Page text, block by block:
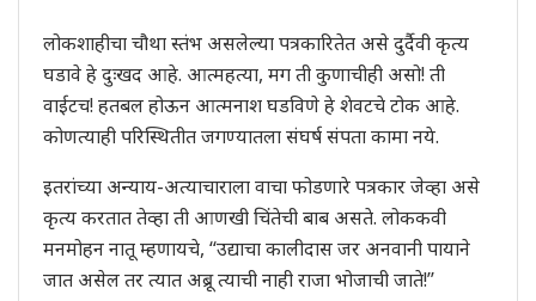
लोकशाहीचा चौथा स्तंभ असलेल्या पत्रकारितेत असे दुर्दैवी कृत्य
घडावे हे दुःखद आहे. आत्महत्या, मग ती कुणाचीही असो! ती
वाईटच! हतबल होऊन आत्मनाश घडविणे हे शेवटचे टोक आहे.
कोणत्याही परिस्थितीत जगण्यातला संघर्ष संपता कामा नये.
इतरांच्या अन्याय-अत्याचाराला वाचा फोडणारे पत्रकार जेव्हा असे
कृत्य करतात तेव्हा ती आणखी चिंतेची बाब असते. लोककवी
मनमोहन नातू म्हणायचे, ‘‘उद्याचा कालीदास जर अनवानी पायाने
जात असेल तर त्यात अब्रू त्याची नाही राजा भोजाची जाते!’’